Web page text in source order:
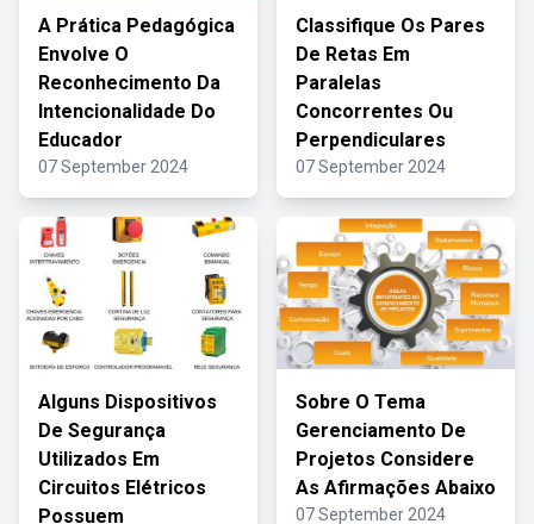
A Prática Pedagógica
Envolve O
Reconhecimento Da
Intencionalidade Do
Educador
07 September 2024
Classifique Os Pares
De Retas Em
Paralelas
Concorrentes Ou
Perpendiculares
07 September 2024
Alguns Dispositivos
De Segurança
Utilizados Em
Circuitos Elétricos
Possuem
Sobre O Tema
Gerenciamento De
Projetos Considere
As Afirmações Abaixo
07 September 2024